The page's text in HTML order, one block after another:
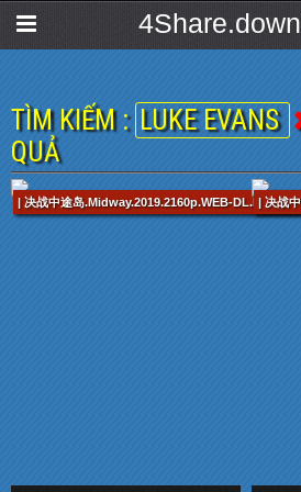
TÌM KIẾM : LUKE EVANS
QUẢ
| 决战中途岛.Midway.2019.2160p.WEB- | 决战